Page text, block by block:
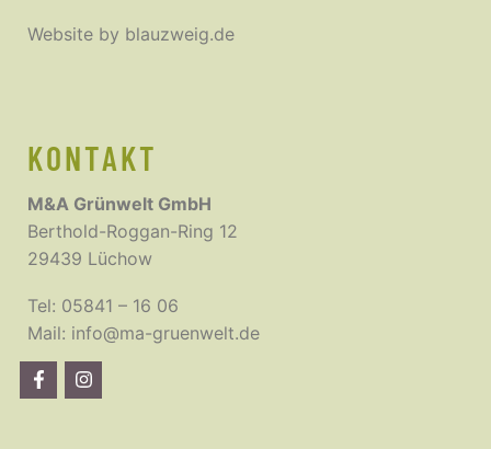
Website by blauzweig.de
KONTAKT
M&A Grünwelt GmbH
Berthold-Roggan-Ring 12
29439 Lüchow
Tel: 05841 – 16 06
Mail: info@ma-gruenwelt.de